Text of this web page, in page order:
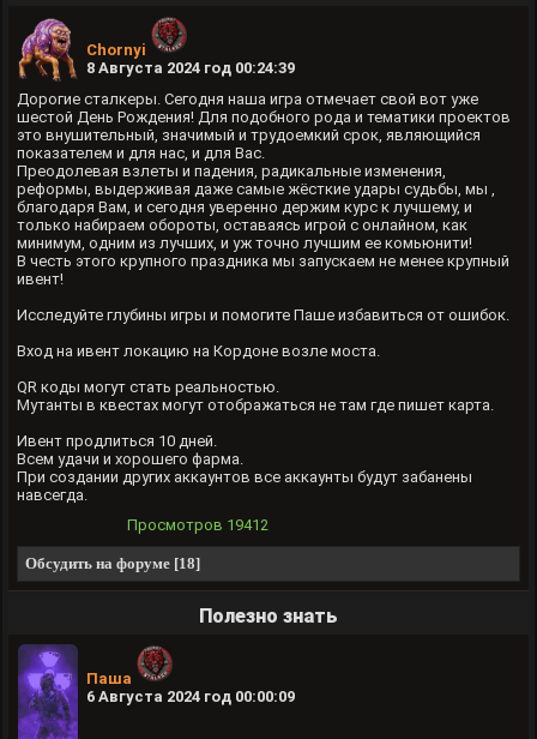
Chornyi
8 Августа 2024 год 00:24:39
Дорогие сталкеры. Сегодня наша игра отмечает свой вот уже
шестой День Рождения! Для подобного рода и тематики проектов
это внушительный, значимый и трудоемкий срок, являющийся
показателем и для нас, и для Вас.
Преодолевая взлеты и падения, радикальные изменения,
реформы, выдерживая даже самые жёсткие удары судьбы, мы ,
благодаря Вам, и сегодня уверенно держим курс к лучшему, и
только набираем обороты, оставаясь игрой с онлайном, как
минимум, одним из лучших, и уж точно лучшим ее комьюнити!
В честь этого крупного праздника мы запускаем не менее крупный
ивент!
Исследуйте глубины игры и помогите Паше избавиться от ошибок.
Вход на ивент локацию на Кордоне возле моста.
QR коды могут стать реальностью.
Мутанты в квестах могут отображаться не там где пишет карта.
Ивент продлиться 10 дней.
Всем удачи и хорошего фарма.
При создании других аккаунтов все аккаунты будут забанены
навсегда.
Просмотров 19412
Обсудить на форуме [18]
Полезно знать
Паша
6 Августа 2024 год 00:00:09